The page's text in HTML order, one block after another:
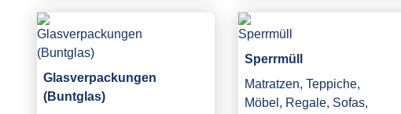
Glasverpackungen
(Buntglas)
Sperrmüll
Matratzen, Teppiche,
Möbel, Regale, Sofas,